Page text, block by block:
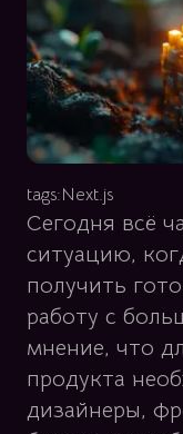
tags:Next.js
Сегодня всё
ситуацию,
получить
работу с
мнение, что
продукта
дизайнеры,